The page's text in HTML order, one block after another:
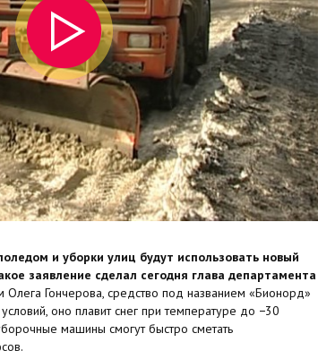
и уборки улиц будут использовать новый
заявление сделал сегодня глава департамента
Олега Гончерова, средство под названием «Бионорд»
оно плавит снег при температуре до −30
машины смогут быстро сметать